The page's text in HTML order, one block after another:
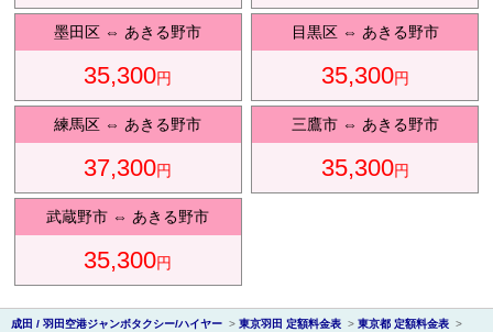
会社紹
介
墨田区 ⇔あきる野市
35,300円
目黒区⇔ あきる野市
35,300円
練馬区 ⇔あきる野市
37,300円
三鷹市⇔ あきる野市
35,300円
武蔵野市 ⇔あきる野市
35,300円
成田 / 羽田空港ジャンボタクシー/ハイヤー > 東京羽田 定額料金表 > 東京都 定額料金表 >